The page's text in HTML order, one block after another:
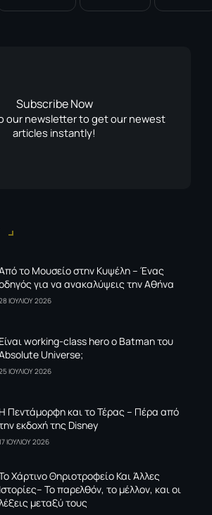
Subscribe Now
our newsletter to get our newest
articles instantly!
το Μουσείο στην Κυψέλη – Ένας
για να ανακαλύψεις την Αθήνα
ΙΟΥΛΙΟΥ 2026
Είναι working-class hero ο Batman του
Universe;
ΙΟΥΛΙΟΥ 2026
Η Πεντάμορφη και το Τέρας – Πέρα από
εκδοχή της Disney
ΙΟΥΛΙΟΥ 2026
Xάρτινο Θηριοτροφείο Και Άλλες
Ιστορίες– Το παρελθόν, το μέλλον, και οι
λέξεις μεταξύ τους